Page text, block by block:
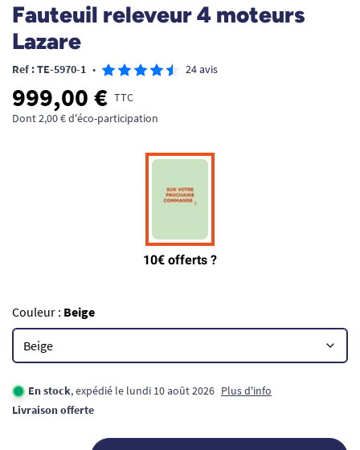
Fauteuil releveur 4 moteurs
Lazare
Ref : TE-5970-1 • 24 avis
999,00 € TTC
Dont 2,00 € d'éco-participation
Couleur : Beige
En stock, expédié le lundi 10 août 2026 Plus d'info
Livraison offerte